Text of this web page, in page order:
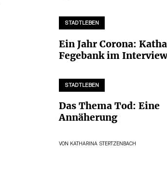
STADTLEBEN
Ein Jahr Corona:
Fegebank im Interview
STADTLEBEN
Das Thema Tod: Eine
Annäherung
VON KATHARINA STERTZENBACH